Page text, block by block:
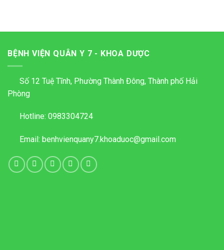
BỆNH VIỆN QUÂN Y 7 - KHOA DƯỢC
Số 12 Tuệ Tĩnh, Phường Thành Đông, Thành phố Hải
Phòng
Hotline: 0983304724
Email: benhvienquany7.khoaduoc@gmail.com